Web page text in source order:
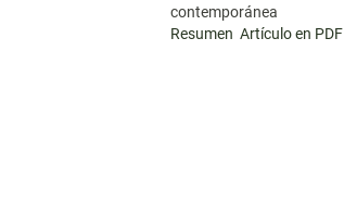
contemporánea
Resumen Artículo en PDF